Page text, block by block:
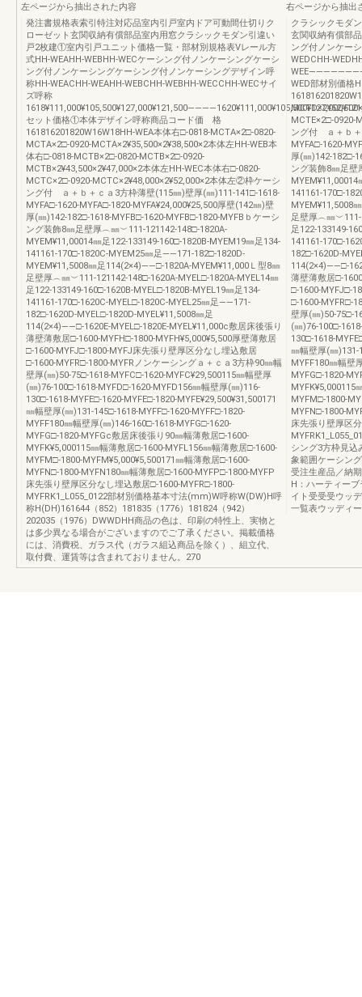
左ページから抽出された内容
発注書規格表索引特注対応品室内引戸室内ドア可動間仕切りク
ローゼット玄関収納有償部品室内用窓クラシックモダン引違い
戸2枚建①室内引戸ユニット価格一覧・部材別規格表Vレール方
式HH-WEAHH-WEBHH-WECケーシング付ノンケーシングケーシ
ング付ノンケーシングケーシング付ノンケーシングデザイン呼
称HH-WEACHH-WEAHH-WEBCHH-WEBHH-WECCHH-WECサイ
ズ呼称
セット価格①本体デザイン呼称商品コード価 格
161816201820W16W18HH-WEA本体右□-0818-MCTA×2□-0820-
MCTA×2□-0920-MCTA×2¥35,500×2¥38,500×2本体左HH-WEB本
体右□-0818-MCTB×2□-0820-MCTB×2□-0920-
MCTB×2¥43,500×2¥47,000×2本体左HH-WEC本体右□-0820-
MCTC×2□-0920-MCTC×2¥48,000×2¥52,000×2本体左②枠ケーシ
ング付 ａ＋ｂ＋ｃａ3方枠薄壁(115㎜)壁厚(㎜)111-141□-1618-
MYFA□-1620-MYFA□-1820-MYFA¥24,000¥25,500厚壁(142㎜)壁
厚(㎜)142-182□-1618-MYFB□-1620-MYFB□-1820-MYFBｂケーシ
ング装飾8㎜足壁厚︵㎜︶111-121142-148□-1820A-
MYEM¥11,00014㎜足122-133149-160□-1820B-MYEM19㎜足134-
141161-170□-1820C-MYEM25㎜足――171-182□-1820D-
MYEM¥11,5008㎜足114(2×4)――□-1820A-MYEM¥11,000Ｌ型8㎜
足壁厚︵㎜︶111-121142-148□-1620A-MYEL□-1820A-MYEL14㎜
足122-133149-160□-1620B-MYEL□-1820B-MYEL19㎜足134-
141161-170□-1620C-MYEL□-1820C-MYEL25㎜足――171-
182□-1620D-MYEL□-1820D-MYEL¥11,5008㎜足
114(2×4)――□-1620E-MYEL□-1820E-MYEL¥11,000c敷居床後張り
薄壁薄敷居□-1600-MYFH□-1800-MYFH¥5,000¥5,500厚壁薄敷居
□-1600-MYFJ□-1800-MYFJ床先張り壁厚区分なし埋込敷居
□-1600-MYFR□-1800-MYFRノンケーシングａ＋ｃａ3方枠90㎜幅
壁厚(㎜)50-75□-1618-MYFC□-1620-MYFC¥29,500115㎜幅壁厚
(㎜)76-100□-1618-MYFD□-1620-MYFD156㎜幅壁厚(㎜)116-
130□-1618-MYFE□-1620-MYFE□-1820-MYFE¥29,500¥31,500171
㎜幅壁厚(㎜)131-145□-1618-MYFF□-1620-MYFF□-1820-
MYFF180㎜幅壁厚(㎜)146-160□-1618-MYFG□-1620-
MYFG□-1820-MYFGc敷居床後張り90㎜幅薄敷居□-1600-
MYFK¥5,000115㎜幅薄敷居□-1600-MYFL156㎜幅薄敷居□-1600-
MYFM□-1800-MYFM¥5,000¥5,500171㎜幅薄敷居□-1600-
MYFN□-1800-MYFN180㎜幅薄敷居□-1600-MYFP□-1800-MYFP
床先張り壁厚区分なし埋込敷居□-1600-MYFR□-1800-
MYFRK1_L055_0122部材別価格基本寸法(mm)W呼称W(DW)H呼
称H(DH)161644（852）181835（1776）181824（942）
202035（1976）DWWDHH商品の色は、印刷の特性上、実物と
は多少異なる場合がございますのでご了承ください。掲載価格
には、消費税、ガラス代（ガラス組込商品を除く）、組立代、
取付費、運賃等は含まれておりません。270
右ページから抽出
クラシックモダ
玄関収納有償部
ング付ノンケー
WEDCHH-
WED部材別価格
MCTE×2□-0920-
ング付 ａ＋ｂ＋
MYFA□-1620-
厚(㎜)142-182□-
ング装飾8㎜足壁
MYEM¥11,00014
141161-170□-
MYEM¥11,5008
足壁厚︵㎜
足122-133149-
141161-170□-
182□-1620D-
114(2×4)――□-
薄壁薄敷居□-
□-1600-MYFJ□-
□-1600-MYFR□-
壁厚(㎜)50-75□-
(㎜)76-100□-
130□-1618-
㎜幅壁厚(㎜)131-
MYFF180㎜幅壁
MYFG□-1820-
MYFK¥5,000115
MYFM□-1800-
MYFN□-1800-
床先張り壁厚区
シング3方枠見
象範囲ケーシン
受注生産品／
H：ハーティ
イト受受受ウッ
一覧表ウッディ